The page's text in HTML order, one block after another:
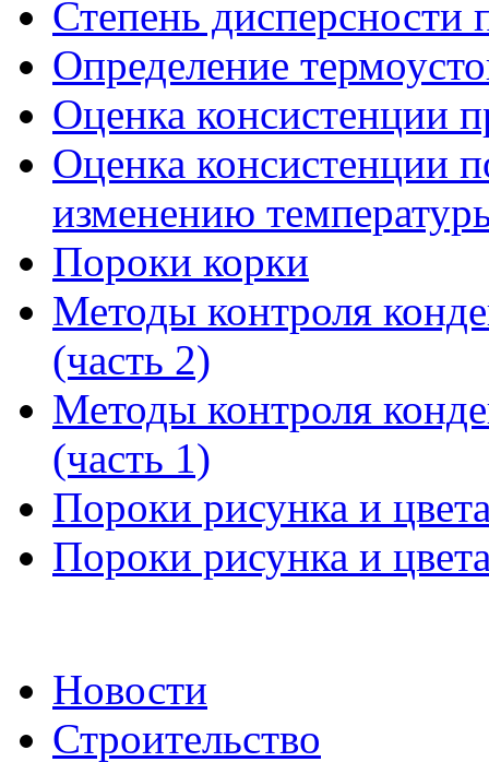
Степень дисперсности
Определение
Оценка консистенции
Оценка консистенции
изменению
Пороки корки
Методы контроля
(часть 2)
Методы контроля
(часть 1)
Пороки рисунка и
Пороки рисунка и
Новости
Строительство